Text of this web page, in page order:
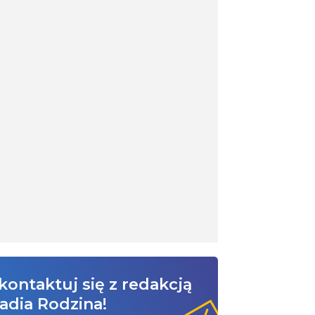
się z redakcją
Rodzina!